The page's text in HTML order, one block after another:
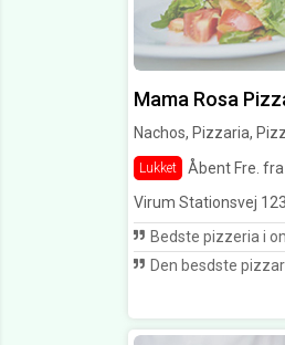
Mama Rosa
Nachos, Pizzaria,
Lukket Åbent Fre.
Virum Stationsvej
Bedste pizzeria i
Den besdste